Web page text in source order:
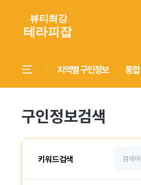
지역별 구인정보 통
구인정보검색
키워드검색